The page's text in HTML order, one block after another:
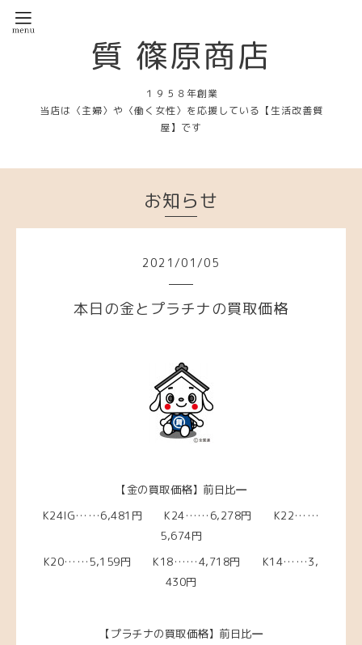
質 篠原商店
１９５８年創業
当店は〈主婦〉や〈働く女性〉を応援している【生活改善質
屋】です
お知らせ
2021 /01 /05
本日の金とプラチナの買取価格
【金の買取価格】前日比―
K24IG……6,481円 K24……6,278円 K22……
5,674円
K20……5,159円 K18……4,718円 K14……3,
430円
【プラチナの買取価格】前日比―